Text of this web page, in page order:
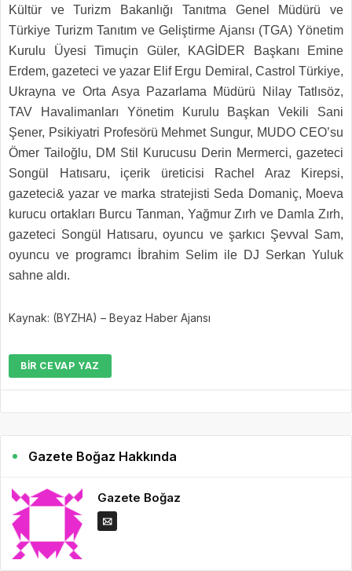
Kültür ve Turizm Bakanlığı Tanıtma Genel Müdürü ve
Türkiye Turizm Tanıtım ve Geliştirme Ajansı (TGA) Yönetim
Kurulu Üyesi Timuçin Güler, KAGİDER Başkanı Emine
Erdem, gazeteci ve yazar Elif Ergu Demiral, Castrol Türkiye,
Ukrayna ve Orta Asya Pazarlama Müdürü Nilay Tatlısöz,
TAV Havalimanları Yönetim Kurulu Başkan Vekili Sani
Şener, Psikiyatri Profesörü Mehmet Sungur, MUDO CEO’su
Ömer Tailoğlu, DM Stil Kurucusu Derin Mermerci, gazeteci
Songül Hatısaru, içerik üreticisi Rachel Araz Kirepsi,
gazeteci& yazar ve marka stratejisti Seda Domaniç, Moeva
kurucu ortakları Burcu Tanman, Yağmur Zırh ve Damla Zırh,
gazeteci Songül Hatısaru, oyuncu ve şarkıcı Şevval Sam,
oyuncu ve programcı İbrahim Selim ile DJ Serkan Yuluk
sahne aldı.
Kaynak: (BYZHA) – Beyaz Haber Ajansı
BIR CEVAP YAZ
Gazete Boğaz Hakkında
Gazete Boğaz